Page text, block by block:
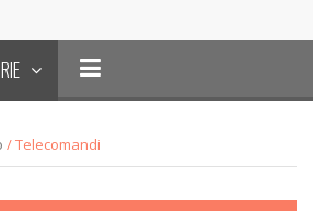
/ Telecomandi